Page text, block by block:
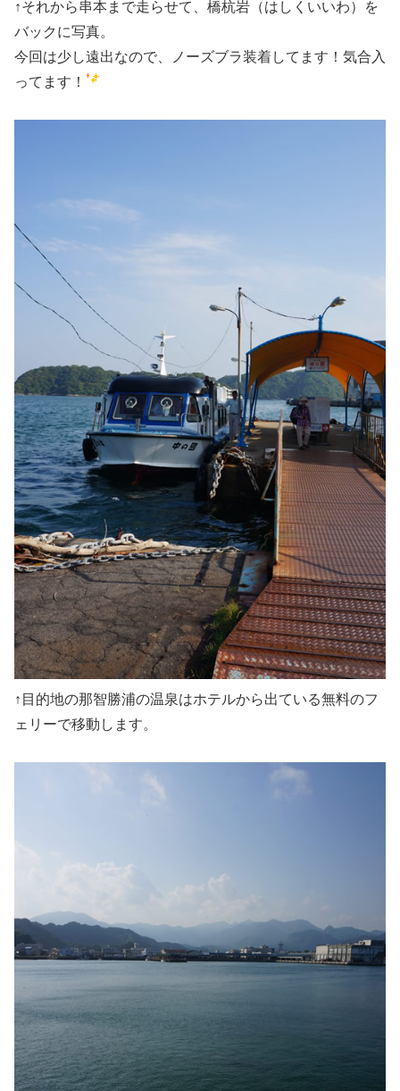
↑それから串本まで走らせて、橋杭岩（はしくいいわ）を
バックに写真。
今回は少し遠出なので、ノーズブラ装着してます！気合入
ってます！
↑目的地の那智勝浦の温泉はホテルから出ている無料のフ
ェリーで移動します。